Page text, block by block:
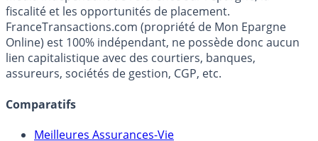
Premier guide épargne de France, en ligne depuis 2001.
Média indépendant de référence sur l'épargne, la
fiscalité et les opportunités de placement.
FranceTransactions.com (propriété de Mon Epargne
Online) est 100% indépendant, ne possède donc aucun
assureurs, sociétés de gestion, CGP, etc.
Comparatifs